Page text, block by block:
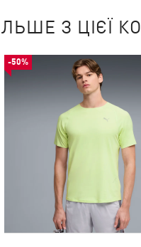
З ЦІЄЇ
-50%